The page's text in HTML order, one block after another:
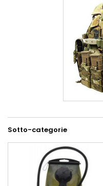
Sotto-categorie